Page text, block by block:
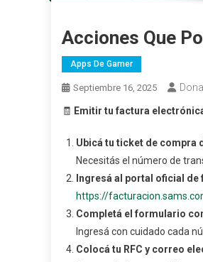
Acciones Que
Apps De Gamer
Septiembre 16, 2025
🧾 Emitir tu factura
Ubicá tu ticket de compra
Necesitás el número de
Ingresá al portal oficial
https://
Completá el formulario
Ingresá con cuidado cada
Colocá tu RFC y correo